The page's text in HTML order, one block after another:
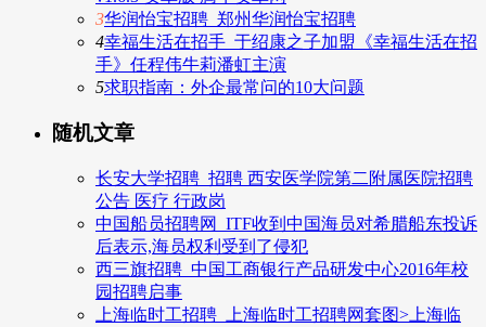
3华润怡宝招聘_郑州华润怡宝招聘
4幸福生活在招手_于绍康之子加盟《幸福生活在招
手》任程伟牛莉潘虹主演
5求职指南：外企最常问的10大问题
随机文章
长安大学招聘_招聘 西安医学院第二附属医院招聘
公告 医疗 行政岗
中国船员招聘网_ITF收到中国海员对希腊船东投诉
后表示,海员权利受到了侵犯
西三旗招聘_中国工商银行产品研发中心2016年校
园招聘启事
上海临时工招聘_上海临时工招聘网套图>上海临